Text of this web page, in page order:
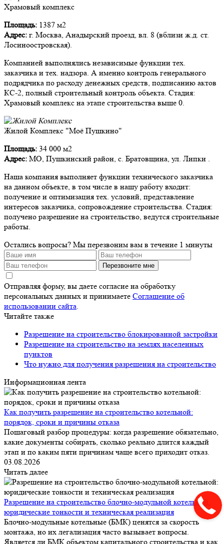
Храмовый комплекс
Площадь: 1387 м2
Адрес: г. Москва, Анадырский проезд, вл. 8 (вблизи ж.д. ст.
Лосиноостровская).
Компанией выполнялись независимые функции тех.
заказчика и тех. надзора. А именно контроль генерального
подрядчика по расходу денежных средств, подписанию актов
КС-2, полный строительный контроль объекта. Стадия:
Храмовый комплекс на этапе строительства выше 0.
Жилой Комплекс "Моё Пушкино"
Площадь: 34 000 м2
Адрес: МО, Пушкинский район, с. Братовщина, ул. Липки .
Наша компания выполняет функции технического заказчика
на данном объекте, в том числе в нашу работу входит:
получение и оптимизация тех. условий, представление
интересов заказчика, сопровождение строительства. Стадия:
получено разрешение на строительство, ведутся строительные
работы.
Остались вопросы? Мы перезвоним вам в течение 1 минуты
Перезвоните мне
Отправляя форму, вы даете согласие на обработку
персональных данных и принимаете Соглашение об
использовании сайта.
Читайте также
Разрешение на строительство блокированной застройки
Разрешение на строительство на землях населенных
пунктов
Что нужно для получения разрешения на строительство
Информационная лента
Как получить разрешение на строительство котельной:
порядок, сроки и причины отказа
Пошаговый разбор процедуры: когда разрешение обязательно,
какие документы собирать, сколько реально длится каждый
этап и по каким пяти причинам чаще всего приходит отказ.
03.08.2026
Читать далее
Разрешение на строительство блочно-модульной котельной:
юридические тонкости и техническая реализация
Блочно-модульные котельные (БМК) ценятся за скорость
монтажа, но их легализация часто вызывает вопросы.
Является ли БМК объектом капитального строительства и как